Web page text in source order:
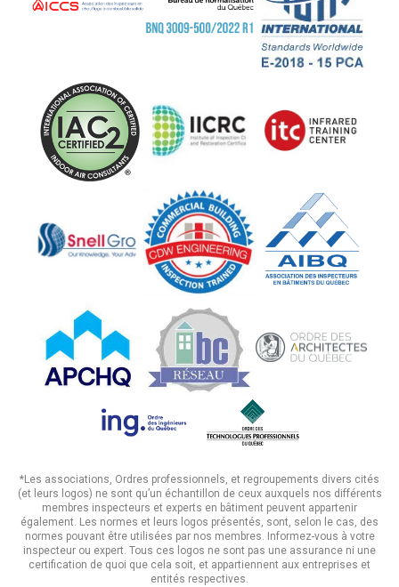
*Les associations, Ordres professionnels, et regroupements divers cités
(et leurs logos) ne sont qu’un échantillon de ceux auxquels nos différents
membres inspecteurs et experts en bâtiment peuvent appartenir
également. Les normes et leurs logos présentés, sont, selon le cas, des
normes pouvant être utilisées par nos membres. Informez-vous à votre
inspecteur ou expert. Tous ces logos ne sont pas une assurance ni une
certification de quoi que cela soit, et appartiennent aux entreprises et
entités respectives.